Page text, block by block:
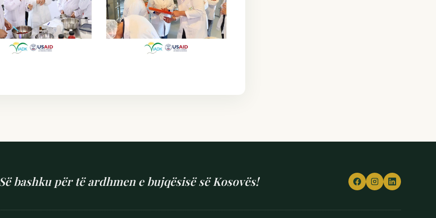
bashku për të ardhmen e bujqësisë së Kosovës!